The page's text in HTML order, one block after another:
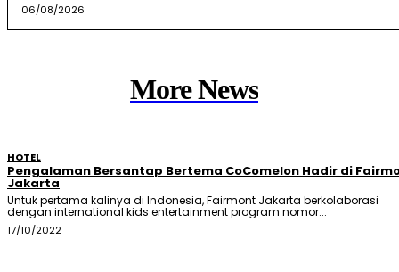
06/08/2026
More News
HOTEL
Pengalaman Bersantap Bertema CoComelon Hadir di
Jakarta
Untuk pertama kalinya di Indonesia, Fairmont Jakarta berkolaborasi
dengan international kids entertainment program nomor...
17/10/2022